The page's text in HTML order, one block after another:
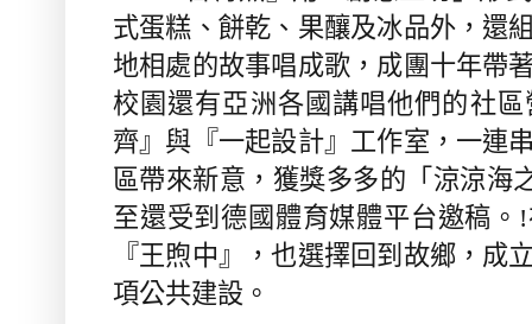
式蛋糕、餅乾、果釀及冰品外，還
地相處的故事唱成歌，成團十年帶
校園還有亞洲各國講唱他們的社
齊』與『一起設計』工作室，一連
區帶來新意，獲獎多多的「涼涼海
至還受到德國體育媒體平台邀稿。 !
『王煦中』，也選擇回到故鄉，成
項公共建設。